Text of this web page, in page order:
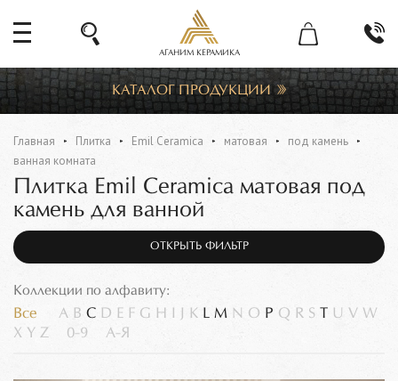
АГАНИМ КЕРАМИКА
КАТАЛОГ ПРОДУКЦИИ
Главная Плитка Emil Ceramica матовая
под камень
ванная комната
Плитка Emil Ceramica матовая под
камень для ванной
ОТКРЫТЬ ФИЛЬТР
Коллекции по алфавиту:
Все A B C D E F G H K L M N O P Q R S T U V W
X Y Z 0-9 А-Я